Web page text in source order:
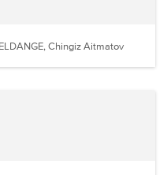
Chingiz Aitmatov